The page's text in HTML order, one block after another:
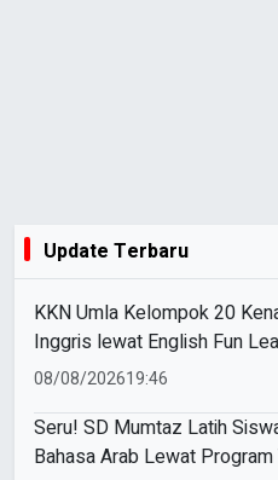
Update Terbaru
KKN Umla Kelompok 20
Inggris lewat English Fun
1 Brengkok
08/08/202619:46
Seru! SD Mumtaz Latih
Bahasa Arab Lewat